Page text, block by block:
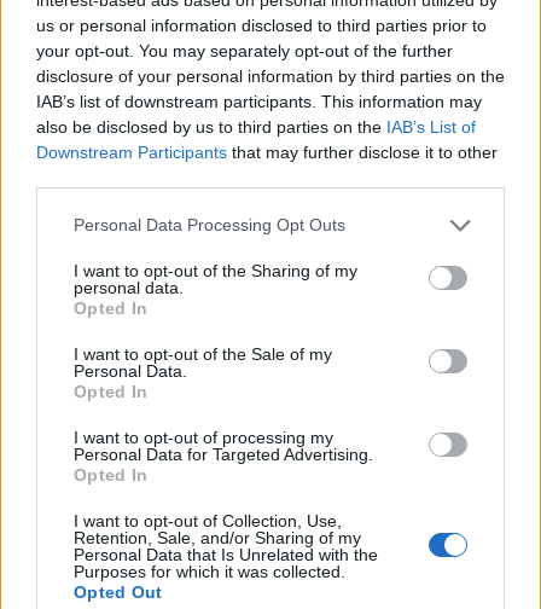
us or personal information disclosed to third parties prior to
your opt-out. You may separately opt-out of the further
disclosure of your personal information by third parties on the
IAB’s list of downstream participants. This information may
also be disclosed by us to third parties on the IAB’s List of
Downstream Participants that may further disclose it to other
Personal Data Processing Opt Outs
I want to opt-out of the Sharing of my
personal data.
Opted In
I want to opt-out of the Sale of my
Personal Data.
Opted In
I want to opt-out of processing my
Personal Data for Targeted Advertising.
Opted In
I want to opt-out of Collection, Use,
Retention, Sale, and/or Sharing of my
Personal Data that Is Unrelated with the
Purposes for which it was collected.
Opted Out
forintot, ami lényegében stagnálást jelent éves
szinten – közölte saját adatait ismertetve a
Netrisk. A magánszemélyek cascoszerződéseinek
átlagdíja 230 ezer forint körül van.
ezerre rúgott a tisztán elektromos személyautók száma a
hivatalos adatok szerint, szemben az egy évvel korábbi 53
ezerrel. Vagyis egy év alatt 43 százalékos növekedés
következett be. A növekedés a Netrisknél is látható, hiszen
a múlt évben 3200, az idén viszont már több mint...
KEDVES OLVASÓNK!
A keresett cikk a portfolio.hu hírarchívumához
regisztrációhoz kötött.
Az előfizetés a következőket tartalmazza: